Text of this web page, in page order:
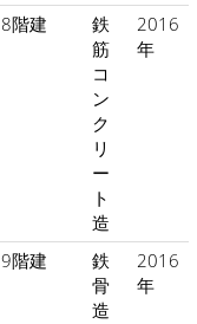
8階建
鉄
筋
コ
ン
ク
リ
ー
ト
造
2016
年
9階建
鉄
骨
造
2016
年